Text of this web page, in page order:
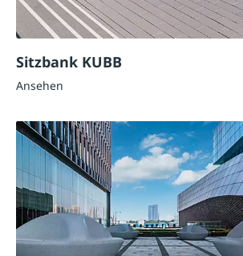
Sitzbank KUBB
Ansehen